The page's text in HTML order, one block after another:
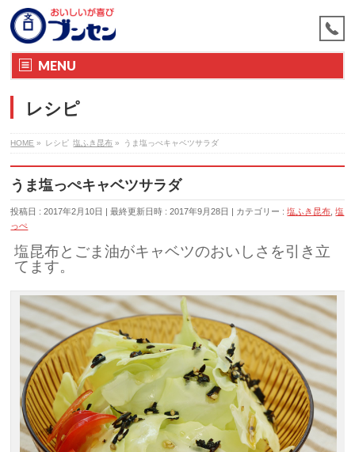
MENU
レシピ
HOME » レシピ 塩ふき昆布 » うま塩っぺキャベツサラダ
うま塩っぺキャベツサラダ
投稿日 : 2017年2月10日 最終更新日時 : 2017年9月28日 カテゴリー :塩ふき昆布 ,塩
っぺ
塩昆布とごま油がキャベツのおいしさを引き立
てます。